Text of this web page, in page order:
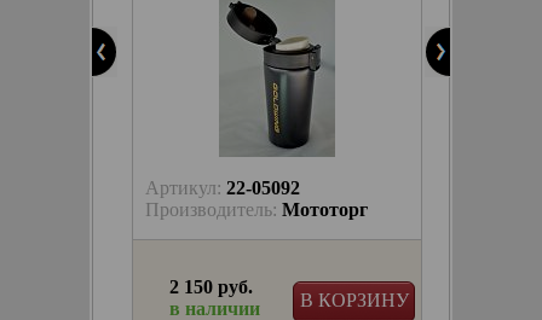
Артикул: 22-05092
Производитель: Мототорг
В КОРЗИНУ
2 150 руб.
в наличии